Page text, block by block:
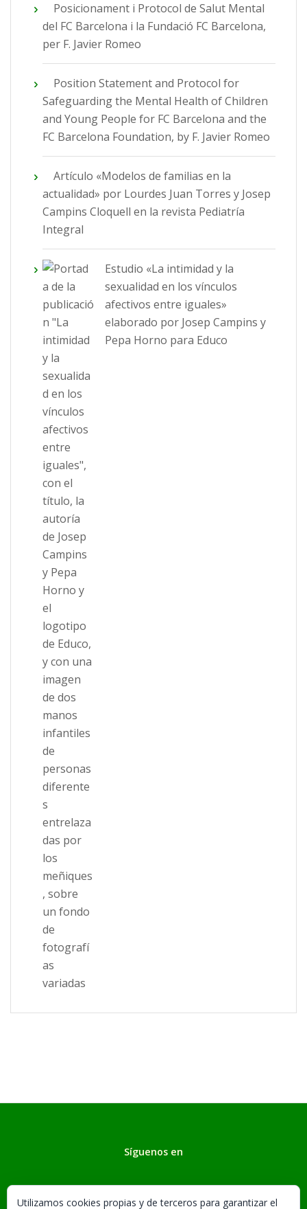
Posicionament i Protocol de Salut Mental
del FC Barcelona i la Fundació FC Barcelona,
per F. Javier Romeo
Position Statement and Protocol for
Safeguarding the Mental Health of Children
and Young People for FC Barcelona and the
FC Barcelona Foundation, by F. Javier Romeo
Artículo «Modelos de familias en la
actualidad» por Lourdes Juan Torres y Josep
Campins Cloquell en la revista Pediatría
Integral
Estudio «La intimidad y la
sexualidad en los vínculos
afectivos entre iguales»
elaborado por Josep Campins y
Pepa Horno para Educo
Síguenos en
Utilizamos cookies propias y de terceros para garantizar el